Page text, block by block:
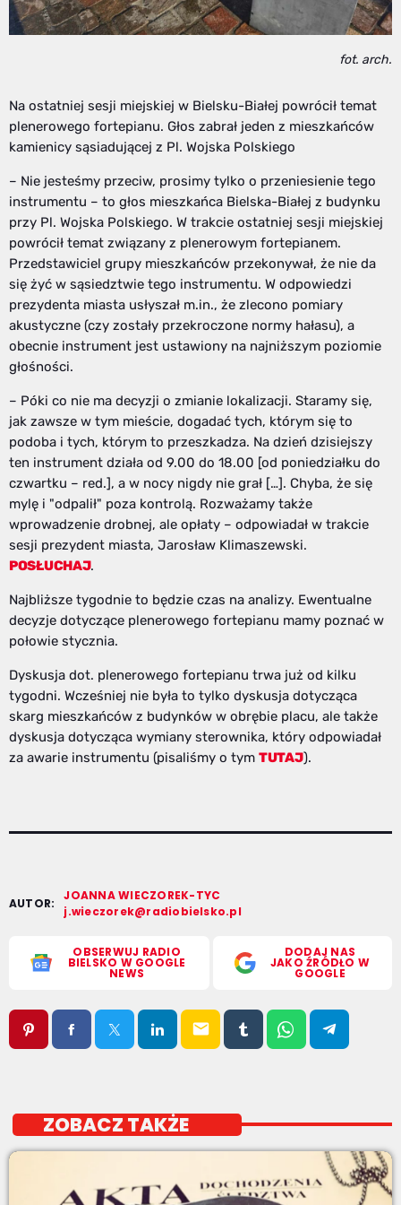
fot. arch.
Na ostatniej sesji miejskiej w Bielsku-Białej powrócił temat
plenerowego fortepianu. Głos zabrał jeden z mieszkańców
kamienicy sąsiadującej z Pl. Wojska Polskiego
– Nie jesteśmy przeciw, prosimy tylko o przeniesienie tego
instrumentu – to głos mieszkańca Bielska-Białej z budynku
przy Pl. Wojska Polskiego. W trakcie ostatniej sesji miejskiej
powrócił temat związany z plenerowym fortepianem.
Przedstawiciel grupy mieszkańców przekonywał, że nie da
się żyć w sąsiedztwie tego instrumentu. W odpowiedzi
prezydenta miasta usłyszał m.in., że zlecono pomiary
akustyczne (czy zostały przekroczone normy hałasu), a
obecnie instrument jest ustawiony na najniższym poziomie
głośności.
– Póki co nie ma decyzji o zmianie lokalizacji. Staramy się,
jak zawsze w tym mieście, dogadać tych, którym się to
podoba i tych, którym to przeszkadza. Na dzień dzisiejszy
ten instrument działa od 9.00 do 18.00 [od poniedziałku do
czwartku – red.], a w nocy nigdy nie grał […]. Chyba, że się
mylę i "odpalił" poza kontrolą. Rozważamy także
wprowadzenie drobnej, ale opłaty – odpowiadał w trakcie
sesji prezydent miasta, Jarosław Klimaszewski.
POSŁUCHAJ.
Najbliższe tygodnie to będzie czas na analizy. Ewentualne
decyzje dotyczące plenerowego fortepianu mamy poznać w
połowie stycznia.
Dyskusja dot. plenerowego fortepianu trwa już od kilku
tygodni. Wcześniej nie była to tylko dyskusja dotycząca
skarg mieszkańców z budynków w obrębie placu, ale także
dyskusja dotycząca wymiany sterownika, który odpowiadał
za awarie instrumentu (pisaliśmy o tym TUTAJ).
AUTOR:
JOANNA WIECZOREK-TYC
j.wieczorek@radiobielsko.pl
OBSERWUJ RADIO
BIELSKO W GOOGLE
NEWS
DODAJ NAS
JAKO ŹRÓDŁO W
GOOGLE
email
ZOBACZ TAKŻE